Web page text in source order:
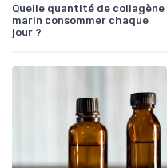
Quelle quantité de collagène
marin consommer chaque
jour ?